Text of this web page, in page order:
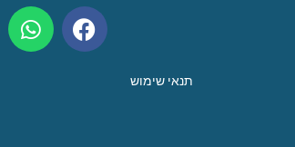
תנאי שימוש